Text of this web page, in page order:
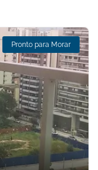
Pronto para Morar